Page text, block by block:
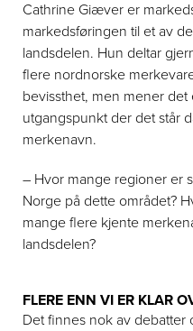
Cathrine Giæver er
markedsføringen til et av
landsdelen. Hun deltar
flere nordnorske
bevissthet, men mener det
utgangspunkt der det står
merkenavn.
– Hvor mange regioner er
Norge på dette området?
mange flere kjente
landsdelen?
FLERE ENN VI ER KLAR
Det finnes nok av